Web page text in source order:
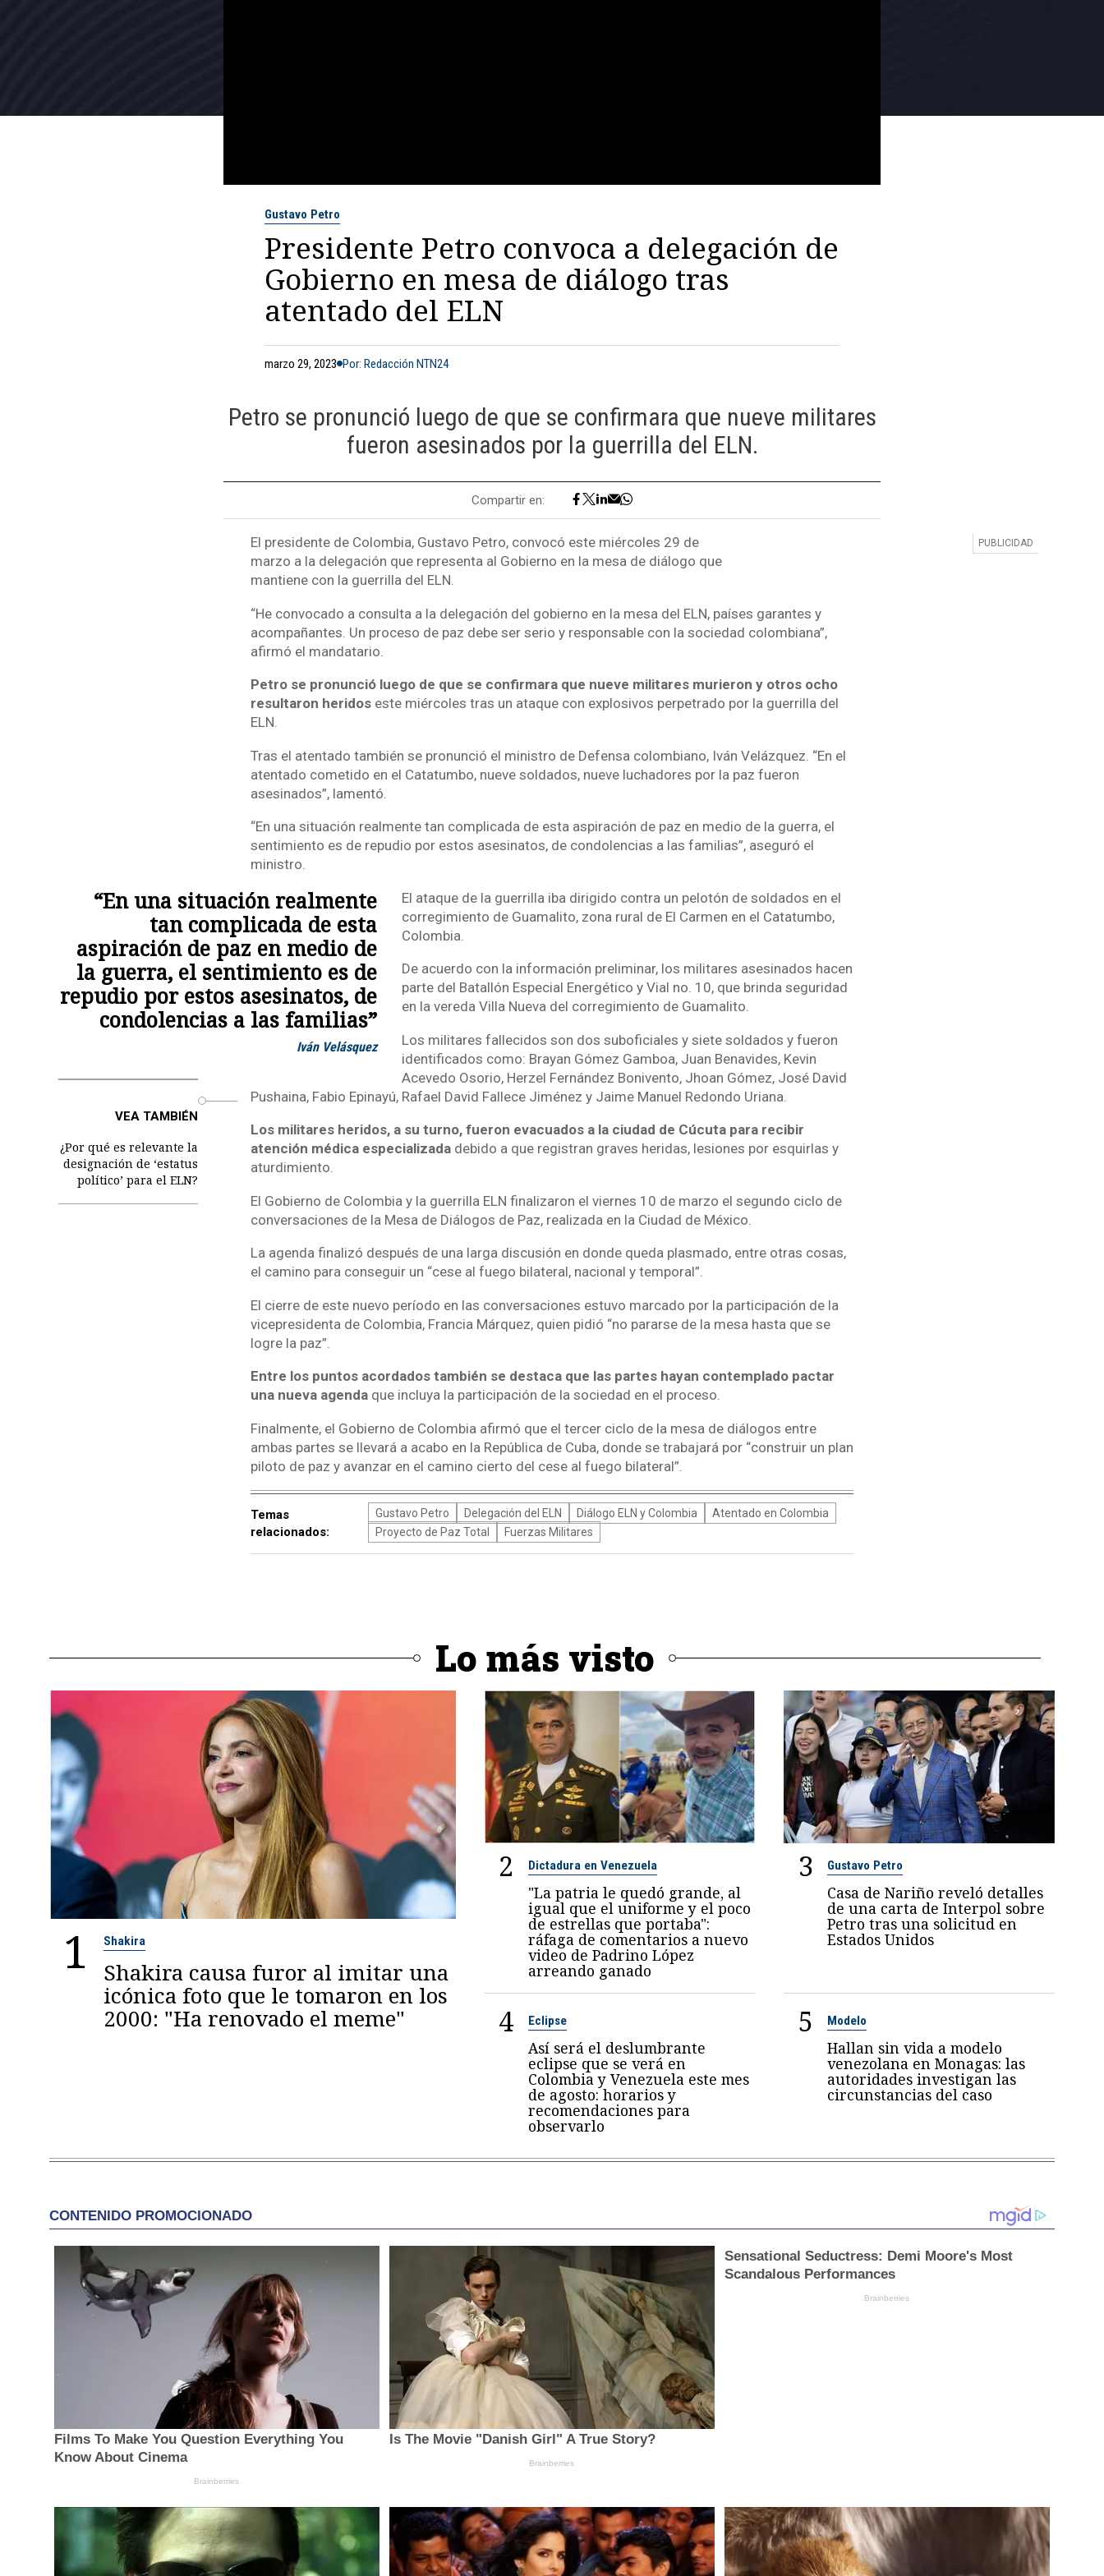
Gustavo Petro
Presidente Petro convoca a delegación de
Gobierno en mesa de diálogo tras
atentado del ELN
marzo 29, 2023 Por: Redacción NTN24
Petro se pronunció luego de que se confirmara que nueve militares
fueron asesinados por la guerrilla del ELN.
Compartir en:
El presidente de Colombia, Gustavo Petro, convocó este miércoles 29 de
marzo a la delegación que representa al Gobierno en la mesa de diálogo que
mantiene con la guerrilla del ELN.
“He convocado a consulta a la delegación del gobierno en la mesa del ELN, países garantes y
acompañantes. Un proceso de paz debe ser serio y responsable con la sociedad colombiana”,
afirmó el mandatario.
Petro se pronunció luego de que se confirmara que nueve militares murieron y otros ocho
resultaron heridoseste miércoles tras un ataque con explosivos perpetrado por la guerrilla del
ELN.
Tras el atentado también se pronunció el ministro de Defensa colombiano, Iván Velázquez. “En el
atentado cometido en el Catatumbo, nueve soldados, nueve luchadores por la paz fueron
asesinados”, lamentó.
“En una situación realmente tan complicada de esta aspiración de paz en medio de la guerra, el
sentimiento es de repudio por estos asesinatos, de condolencias a las familias”, aseguró el
ministro.
“En una situación realmente
tan complicada de esta
aspiración de paz en medio de
la guerra, el sentimiento es de
repudio por estos asesinatos, de
condolencias a las familias”
Iván Velásquez
El ataque de la guerrilla iba dirigido contra un pelotón de soldados en el
corregimiento de Guamalito, zona rural de El Carmen en el Catatumbo,
Colombia.
VEA TAMBIÉN
¿Por qué es relevante la
designación de ‘estatus
político’ para el ELN?
De acuerdo con la información preliminar, los militares asesinados hacen
parte del Batallón Especial Energético y Vial no. 10, que brinda seguridad
en la vereda Villa Nueva del corregimiento de Guamalito.
Los militares fallecidos son dos suboficiales y siete soldados y fueron
identificados como: Brayan Gómez Gamboa, Juan Benavides, Kevin
Acevedo Osorio, Herzel Fernández Bonivento, Jhoan Gómez, José David
Pushaina, Fabio Epinayú, Rafael David Fallece Jiménez y Jaime Manuel Redondo Uriana.
Los militares heridos, a su turno, fueron evacuados a la ciudad de Cúcuta para recibir
atención médica especializadadebido a que registran graves heridas, lesiones por esquirlas y
aturdimiento.
El Gobierno de Colombia y la guerrilla ELN finalizaron el viernes 10 de marzo el segundo ciclo de
conversaciones de la Mesa de Diálogos de Paz, realizada en la Ciudad de México.
La agenda finalizó después de una larga discusión en donde queda plasmado, entre otras cosas,
el camino para conseguir un “cese al fuego bilateral, nacional y temporal”.
El cierre de este nuevo período en las conversaciones estuvo marcado por la participación de la
vicepresidenta de Colombia, Francia Márquez, quien pidió “no pararse de la mesa hasta que se
logre la paz”.
Entre los puntos acordados también se destaca que las partes hayan contemplado pactar
una nueva agendaque incluya la participación de la sociedad en el proceso.
Finalmente, el Gobierno de Colombia afirmó que el tercer ciclo de la mesa de diálogos entre
ambas partes se llevará a acabo en la República de Cuba, donde se trabajará por “construir un plan
piloto de paz y avanzar en el camino cierto del cese al fuego bilateral”.
Temas
relacionados:
Gustavo Petro Delegación del ELN Diálogo ELN y Colombia
Atentado en Colombia
Proyecto de Paz Total
Fuerzas Militares
Lo más visto
1 Shakira
Shakira causa furor al imitar una
icónica foto que le tomaron en los
2000: "Ha renovado el meme"
2 Dictadura en Venezuela
"La patria le quedó grande, al
igual que el uniforme y el poco
de estrellas que portaba":
ráfaga de comentarios a nuevo
video de Padrino López
arreando ganado
3 Gustavo Petro
Casa de Nariño reveló detalles
de una carta de Interpol sobre
Petro tras una solicitud en
Estados Unidos
4 Eclipse
Así será el deslumbrante
eclipse que se verá en
Colombia y Venezuela este mes
de agosto: horarios y
recomendaciones para
observarlo
5 Modelo
Hallan sin vida a modelo
venezolana en Monagas: las
autoridades investigan las
circunstancias del caso